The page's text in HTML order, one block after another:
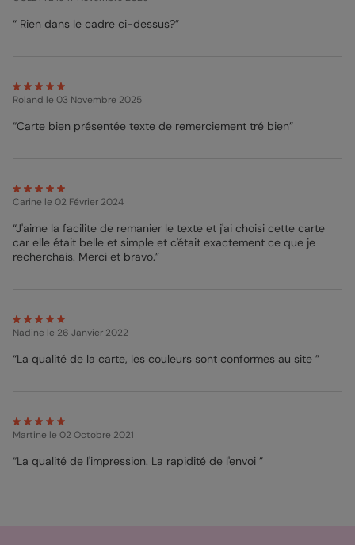
sont à votre disposition, mais je vous suggère d'opter pour la
Mélanie - Pop Designer
“ Rien dans le cadre ci-dessus?”
Roland le 03 Novembre 2025
“Carte bien présentée texte de remerciement tré bien”
Carine le 02 Février 2024
“J'aime la facilite de remanier le texte et j'ai choisi cette carte
car elle était belle et simple et c'était exactement ce que je
recherchais. Merci et bravo.”
Nadine le 26 Janvier 2022
“La qualité de la carte, les couleurs sont conformes au site ”
Martine le 02 Octobre 2021
“La qualité de l'impression. La rapidité de l'envoi ”